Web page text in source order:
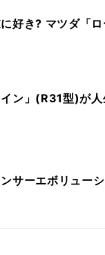
好き? マツダ「
ン」(R31型)が
サーエボリュー